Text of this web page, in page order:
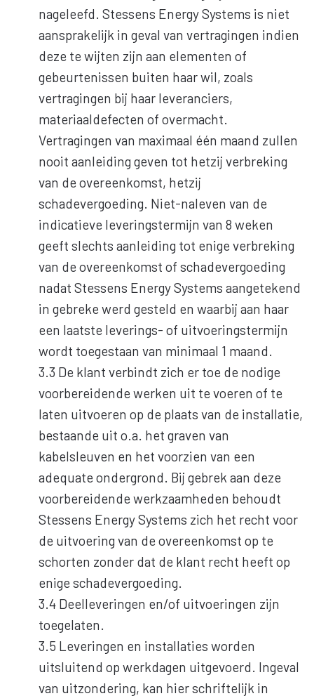
nageleefd. Stessens Energy Systems is niet
aansprakelijk in geval van vertragingen indien
deze te wijten zijn aan elementen of
gebeurtenissen buiten haar wil, zoals
vertragingen bij haar leveranciers,
materiaaldefecten of overmacht.
Vertragingen van maximaal één maand zullen
nooit aanleiding geven tot hetzij verbreking
van de overeenkomst, hetzij
schadevergoeding. Niet-naleven van de
indicatieve leveringstermijn van 8 weken
geeft slechts aanleiding tot enige verbreking
van de overeenkomst of schadevergoeding
nadat Stessens Energy Systems aangetekend
in gebreke werd gesteld en waarbij aan haar
een laatste leverings- of uitvoeringstermijn
wordt toegestaan van minimaal 1 maand.
3.3 De klant verbindt zich er toe de nodige
voorbereidende werken uit te voeren of te
laten uitvoeren op de plaats van de installatie,
bestaande uit o.a. het graven van
kabelsleuven en het voorzien van een
adequate ondergrond. Bij gebrek aan deze
voorbereidende werkzaamheden behoudt
Stessens Energy Systems zich het recht voor
de uitvoering van de overeenkomst op te
schorten zonder dat de klant recht heeft op
enige schadevergoeding.
3.4 Deelleveringen en/of uitvoeringen zijn
toegelaten.
3.5 Leveringen en installaties worden
uitsluitend op werkdagen uitgevoerd. Ingeval
van uitzondering, kan hier schriftelijk in